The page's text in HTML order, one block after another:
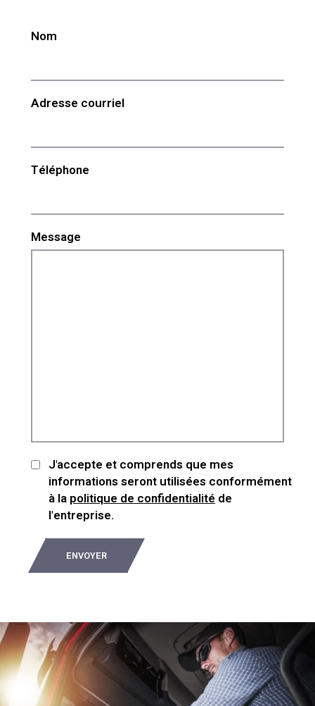
Nom
Adresse courriel
Téléphone
Message
J'accepte et comprends que mes
informations seront utilisées conformément
à la politique de confidentialité de
l'entreprise.
ENVOYER